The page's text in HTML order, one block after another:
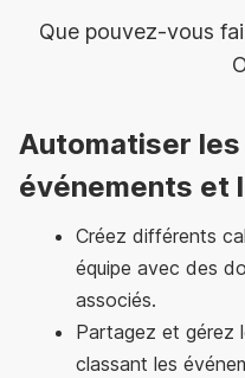
Que pouvez-vous
Automatiser
événements et
Créez différents
équipe avec des
associés.
Partagez et gérez
classant les